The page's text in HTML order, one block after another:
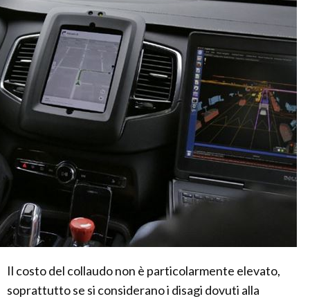
Il costo del collaudo non è particolarmente elevato,
soprattutto se si considerano i disagi dovuti alla